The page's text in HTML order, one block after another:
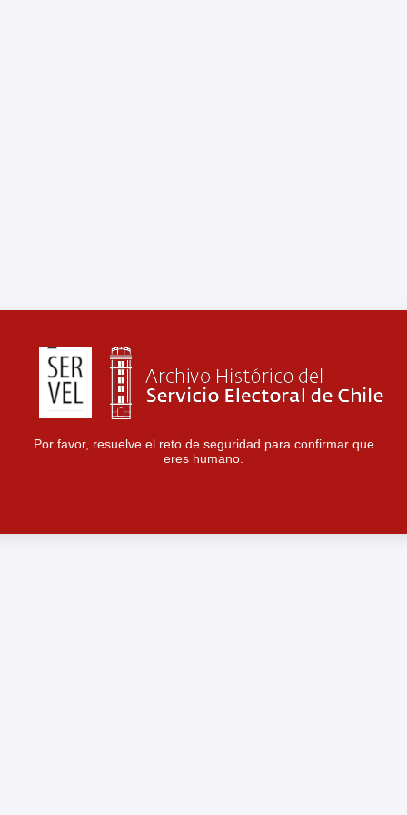
Por favor, resuelve el reto de seguridad para confirmar que
eres humano.